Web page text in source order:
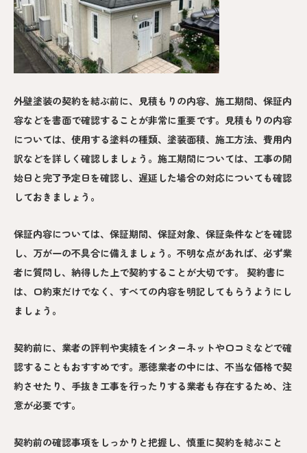
外壁塗装の契約を結ぶ前に、見積もりの内容、施工期間、保証内
容などを書面で確認することが非常に重要です。見積もりの内容
については、使用する塗料の種類、塗装面積、施工方法、費用内
訳などを詳しく確認しましょう。施工期間については、工事の開
始日と完了予定日を確認し、遅延した場合の対応についても確認
しておきましょう。
保証内容については、保証期間、保証対象、保証条件などを確認
し、万が一の不具合に備えましょう。不明な点があれば、必ず業
者に質問し、納得した上で契約することが大切です。 契約書に
は、口約束だけでなく、すべての内容を明記してもらうようにし
ましょう。
契約前に、業者の評判や実績をインターネットや口コミなどで確
認することもおすすめです。悪徳業者の中には、不当な価格で契
約させたり、手抜き工事を行ったりする業者も存在するため、注
意が必要です。
契約前の確認事項をしっかりと把握し、慎重に契約を結ぶこと